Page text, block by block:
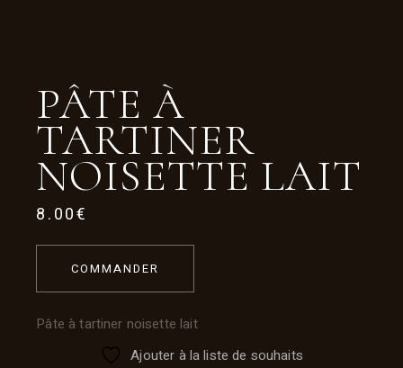
PÂTE À
TARTINER
NOISETTE LAIT
8.00€
COMMANDER
Pâte à tartiner noisette lait
Ajouter à la liste de souhaits